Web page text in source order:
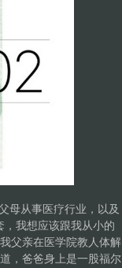
母从事医疗行业，以及
，我想应该跟我从小的
父亲在医学院教人体解
，爸爸身上是一股福尔